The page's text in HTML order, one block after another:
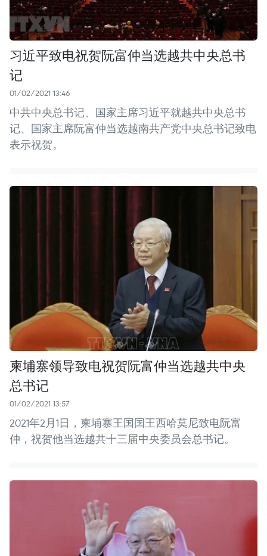
习近平致电祝贺阮富仲当选越共中央总书
记
01/02/2021 13:46
中共中央总书记、国家主席习近平就越共中央总书
记、国家主席阮富仲当选越南共产党中央总书记致电
表示祝贺。
柬埔寨领导致电祝贺阮富仲当选越共中央
总书记
01/02/2021 13:57
2021年2月1日，柬埔寨王国国王西哈莫尼致电阮富
仲，祝贺他当选越共十三届中央委员会总书记。